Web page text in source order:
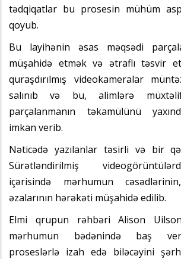
tədqiqatlar bu prosesin mühüm
qoyub.
Bu layihənin əsas məqsədi
müşahidə etmək və ətraflı təsvir
quraşdırılmış videokameralar
salınıb və bu, alimlərə
parçalanmanın təkamülünü
imkan verib.
Nəticədə yazılanlar təsirli və bir
Sürətləndirilmiş
içərisində mərhumun
əzalarının hərəkəti müşahidə edilib.
Elmi qrupun rəhbəri Alison
mərhumun bədənində baş
proseslərlə izah edə biləcəyini